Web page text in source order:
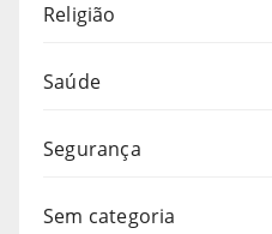
Religião
Saúde
Segurança
Sem categoria